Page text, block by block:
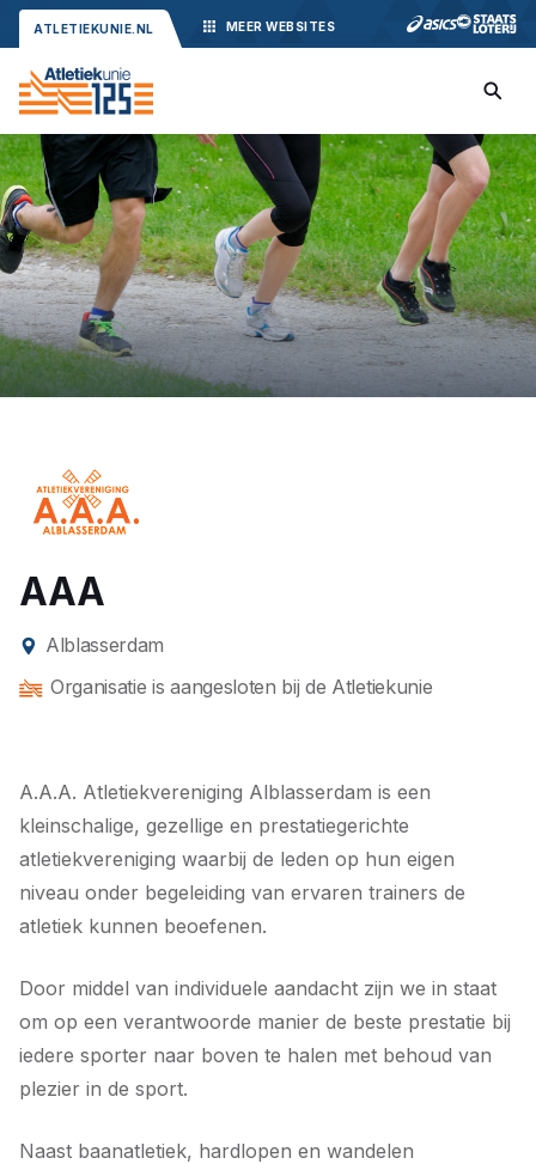
ATLETIEKUNIE.NL MEER WEBSITES
AAA
Alblasserdam
Organisatie is aangesloten bij de Atletiekunie
A.A.A. Atletiekvereniging Alblasserdam is een
kleinschalige, gezellige en prestatiegerichte
atletiekvereniging waarbij de leden op hun eigen
niveau onder begeleiding van ervaren trainers de
atletiek kunnen beoefenen.
Door middel van individuele aandacht zijn we in staat
om op een verantwoorde manier de beste prestatie bij
iedere sporter naar boven te halen met behoud van
plezier in de sport.
Naast baanatletiek, hardlopen en wandelen